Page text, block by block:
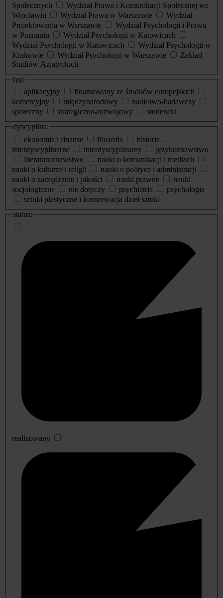
Społecznych
Wydział Prawa i Komunikacji Społecznej we
Wrocławiu
Wydział Prawa w Warszawie
Wydział
Projektowania w Warszawie
Wydział Psychologii i Prawa
w Poznaniu
Wydział Psychologii w Katowicach
Wydział Psychologii w Katowicach
Wydział Psychologii w
Krakowie
Wydział Psychologii w Warszawie
Zakład
Studiów Azjatyckich
typ:
aplikacyjny
finansowany ze środków europejskich
komercyjny
międzynarodowy
naukowo-badawczy
społeczny
strategiczno-rozwojowy
studencki
dyscyplina:
ekonomia i finanse
filozofia
historia
interdyscyplinarne
interdyscyplinarny
językoznawstwo
literaturoznawstwo
nauki o komunikacji i mediach
nauki o kulturze i religii
nauki o polityce i administracji
nauki o zarządzaniu i jakości
nauki prawne
nauki
socjologiczne
nie dotyczy psychiatria
psychologia
sztuki plastyczne i konserwacja dzieł sztuki
status:
realizowany